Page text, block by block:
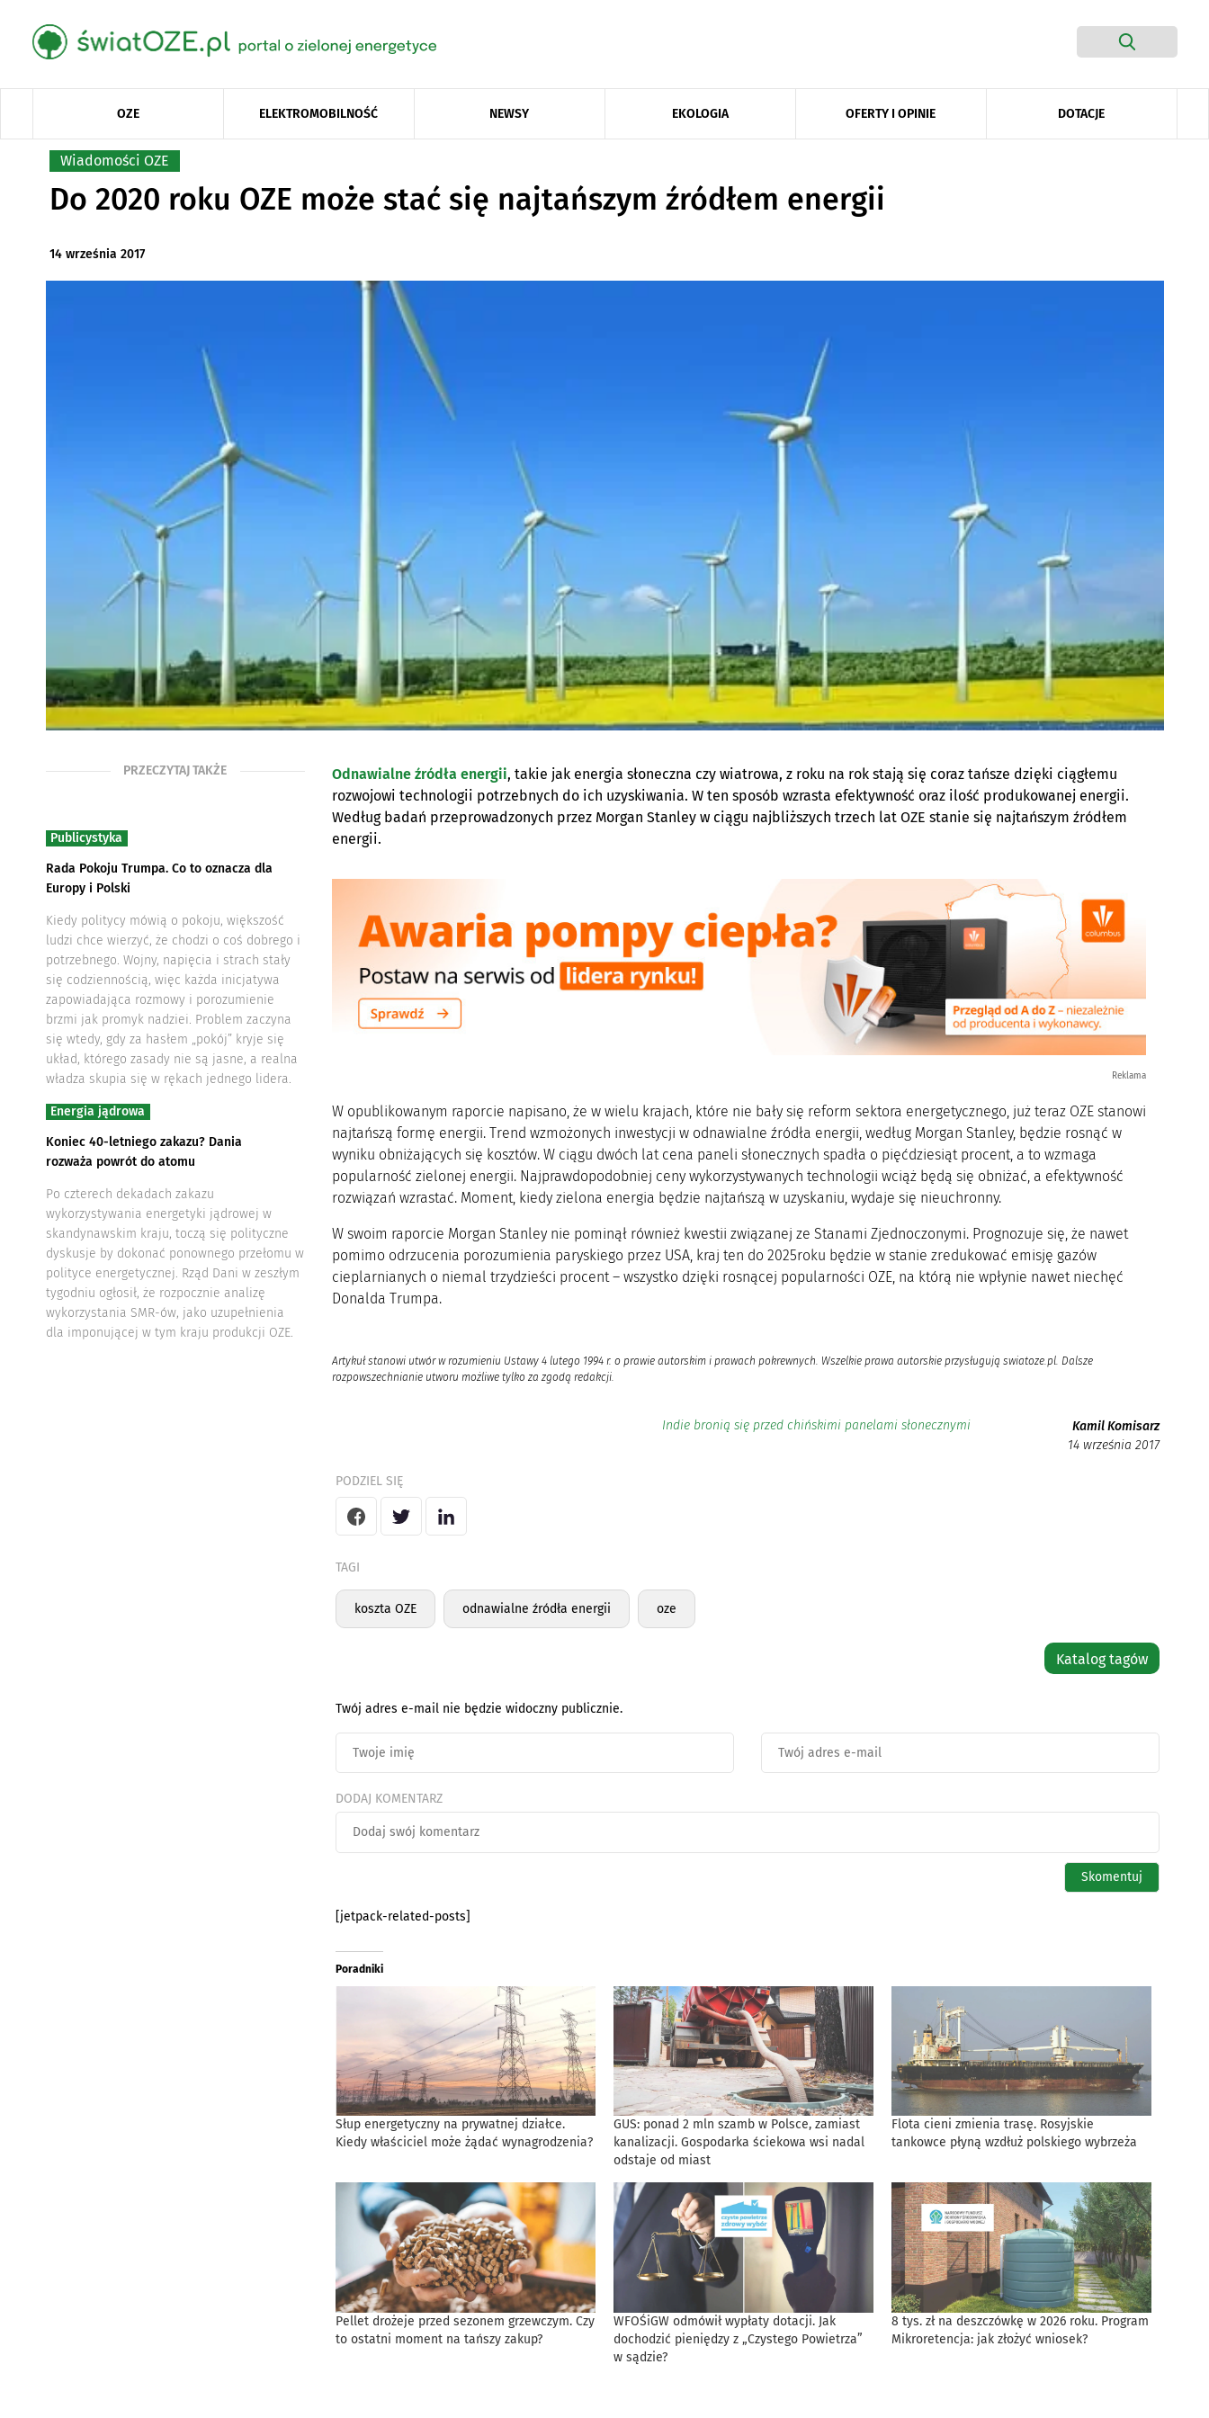
OZE ELEKTROMOBILNOŚĆ NEWSY EKOLOGIA OFERTY I OPINIE DOTACJE
Wiadomości OZE
Do 2020 roku OZE może stać się najtańszym źródłem energii
14 września 2017
PRZECZYTAJ TAKŻE
Publicystyka
Rada Pokoju Trumpa. Co to oznacza dla
Europy i Polski
Kiedy politycy mówią o pokoju, większość
ludzi chce wierzyć, że chodzi o coś dobrego i
potrzebnego. Wojny, napięcia i strach stały
się codziennością, więc każda inicjatywa
zapowiadająca rozmowy i porozumienie
brzmi jak promyk nadziei. Problem zaczyna
się wtedy, gdy za hasłem „pokój” kryje się
układ, którego zasady nie są jasne, a realna
władza skupia się w rękach jednego lidera.
Energia jądrowa
Koniec 40-letniego zakazu? Dania
rozważa powrót do atomu
Po czterech dekadach zakazu
wykorzystywania energetyki jądrowej w
skandynawskim kraju, toczą się polityczne
dyskusje by dokonać ponownego przełomu w
polityce energetycznej. Rząd Dani w zeszłym
tygodniu ogłosił, że rozpocznie analizę
wykorzystania SMR-ów, jako uzupełnienia
dla imponującej w tym kraju produkcji OZE.
Odnawialne źródła energii, takie jak energia słoneczna czy wiatrowa, z roku na rok stają się coraz tańsze dzięki ciągłemu
rozwojowi technologii potrzebnych do ich uzyskiwania. W ten sposób wzrasta efektywność oraz ilość produkowanej energii.
Według badań przeprowadzonych przez Morgan Stanley w ciągu najbliższych trzech lat OZE stanie się najtańszym źródłem
energii.
Reklama
W opublikowanym raporcie napisano, że w wielu krajach, które nie bały się reform sektora energetycznego, już teraz OZE stanowi
najtańszą formę energii. Trend wzmożonych inwestycji w odnawialne źródła energii, według Morgan Stanley, będzie rosnąć w
wyniku obniżających się kosztów. W ciągu dwóch lat cena paneli słonecznych spadła o pięćdziesiąt procent, a to wzmaga
popularność zielonej energii. Najprawdopodobniej ceny wykorzystywanych technologii wciąż będą się obniżać, a efektywność
rozwiązań wzrastać. Moment, kiedy zielona energia będzie najtańszą w uzyskaniu, wydaje się nieuchronny.
W swoim raporcie Morgan Stanley nie pominął również kwestii związanej ze Stanami Zjednoczonymi. Prognozuje się, że nawet
pomimo odrzucenia porozumienia paryskiego przez USA, kraj ten do 2025roku będzie w stanie zredukować emisję gazów
cieplarnianych o niemal trzydzieści procent – wszystko dzięki rosnącej popularności OZE, na którą nie wpłynie nawet niechęć
Donalda Trumpa.
Artykuł stanowi utwór w rozumieniu Ustawy 4 lutego 1994 r. o prawie autorskim i prawach pokrewnych. Wszelkie prawa autorskie przysługują swiatoze.pl. Dalsze
rozpowszechnianie utworu możliwe tylko za zgodą redakcji.
Indie bronią się przed chińskimi panelami słonecznymi
Kamil Komisarz
14 września 2017
PODZIEL SIĘ
TAGI
koszta OZE odnawialne źródła energii oze
Katalog tagów
Twój adres e-mail nie będzie widoczny publicznie.
DODAJ KOMENTARZ
[jetpack-related-posts]
Poradniki
Słup energetyczny na prywatnej działce.
Kiedy właściciel może żądać wynagrodzenia?
GUS: ponad 2 mln szamb w Polsce, zamiast
kanalizacji. Gospodarka ściekowa wsi nadal
odstaje od miast
Flota cieni zmienia trasę. Rosyjskie
tankowce płyną wzdłuż polskiego wybrzeża
Pellet drożeje przed sezonem grzewczym. Czy
to ostatni moment na tańszy zakup?
WFOŚiGW odmówił wypłaty dotacji. Jak
dochodzić pieniędzy z „Czystego Powietrza”
w sądzie?
8 tys. zł na deszczówkę w 2026 roku. Program
Mikroretencja: jak złożyć wniosek?